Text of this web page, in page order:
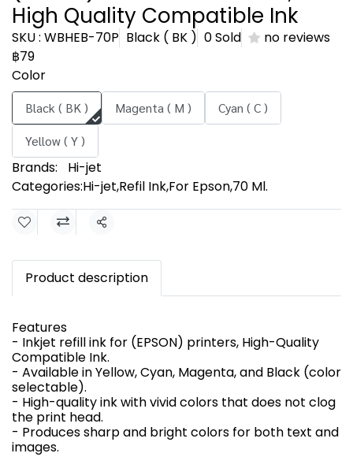
High Quality Compatible Ink
SKU : WBHEB-70P Black ( BK ) 0 Sold
no reviews
฿79
Color
Black ( BK ) Magenta ( M )
Cyan ( C )
Yellow ( Y )
Brands:
Hi-jet
Categories:Hi-jet,Refil Ink,For Epson,70 Ml.
Share
Product description
Features
- Inkjet refill ink for (EPSON) printers, High-Quality
Compatible Ink.
- Available in Yellow, Cyan, Magenta, and Black (color
selectable).
- High-quality ink with vivid colors that does not clog
the print head.
- Produces sharp and bright colors for both text and
images.